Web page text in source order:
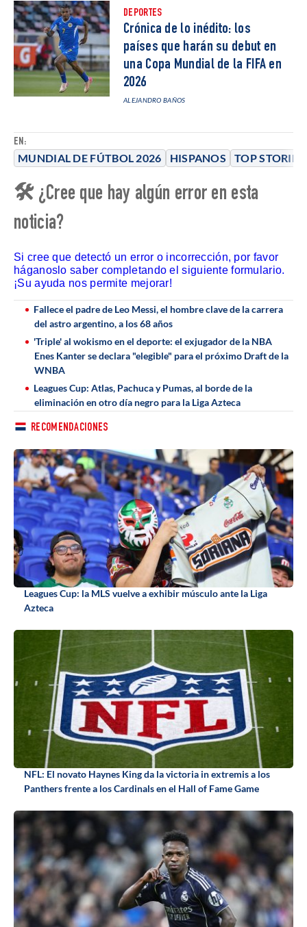
EN:
MUNDIAL DE FÚTBOL 2026 HISPANOS TOP STORIES
DEPORTES
Crónica de lo inédito: los
países que harán su debut en
una Copa Mundial de la FIFA en
2026
ALEJANDRO BAÑOS
🛠 ¿Cree que hay algún error en esta
noticia?
Si cree que detectó un error o incorrección, por favor
háganoslo saber completando el siguiente formulario.
¡Su ayuda nos permite mejorar!
Fallece el padre de Leo Messi, el hombre clave de la carrera
del astro argentino, a los 68 años
'Triple' al wokismo en el deporte: el exjugador de la NBA
Enes Kanter se declara "elegible" para el próximo Draft de la
WNBA
Leagues Cup: Atlas, Pachuca y Pumas, al borde de la
eliminación en otro día negro para la Liga Azteca
RECOMENDACIONES
Leagues Cup: la MLS vuelve a exhibir músculo ante la Liga
Azteca
NFL: El novato Haynes King da la victoria in extremis a los
Panthers frente a los Cardinals en el Hall of Fame Game